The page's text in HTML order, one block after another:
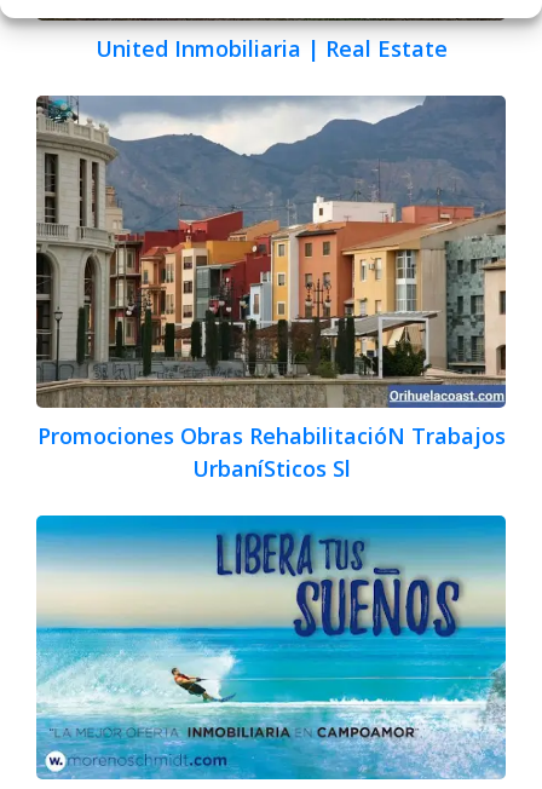
United Inmobiliaria | Real Estate
Promociones Obras RehabilitacióN Trabajos
UrbaníSticos Sl